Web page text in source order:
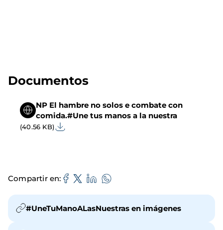
Documentos
NP El hambre no solos e combate con
comida.#Une tus manos a la nuestra
(40.56 KB)
Compartir en
#UneTuManoALasNuestras en imágenes